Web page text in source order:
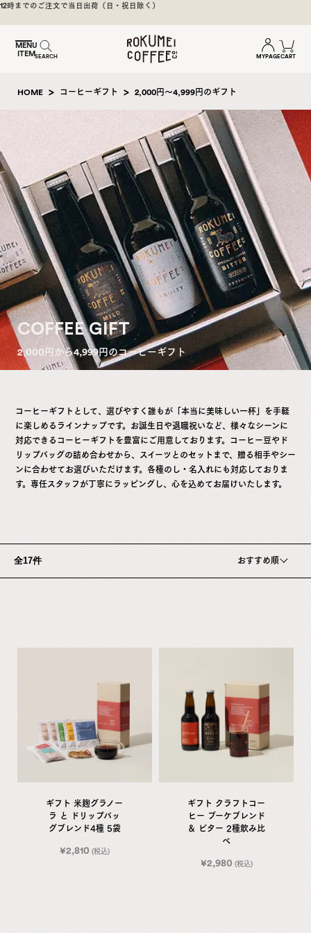
MENU
ITEMSEARCH
煎
日
本
一
奈
シ
ャ
ル
テ
ィ
コ
ー
ー
専
門
店
MYPAGECART
祝日除く）焙煎後1週間以内の新鮮な豆をお届け
HOME コーヒーギフト 2,000円～4,999円のギフト
COFFEE GIFT
2,000円から4,999円のコーヒーギフト
コーヒーギフトとして、選びやすく誰もが「本当に美味しい一杯」を手軽
に楽しめるラインナップです。お誕生日や退職祝いなど、様々なシーンに
対応できるコーヒーギフトを豊富にご用意しております。コーヒー豆やド
リップバッグの詰め合わせから、スイーツとのセットまで、贈る相手やシー
ンに合わせてお選びいただけます。各種のし・名入れにも対応しておりま
す。専任スタッフが丁寧にラッピングし、心を込めてお届けいたします。
全17件 おすすめ順
ギフト 米麹グラノー
ラ と ドリップバッ
グブレンド4種 5袋
¥2,810 (税込)
ギフト クラフトコー
ヒー ブーケブレンド
＆ ビター 2種飲み比
べ
¥2,980 (税込)